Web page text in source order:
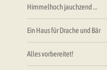
Himmelhoch jauchzend …
Ein Haus für Drache und Bär
Alles vorbereitet!